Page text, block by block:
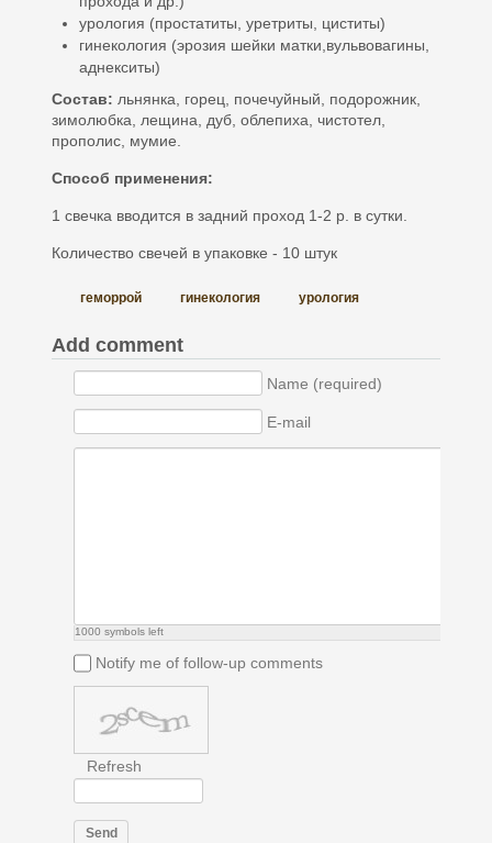
урология (простатиты, уретриты, циститы)
гинекология (эрозия шейки матки,вульвовагины,
аднекситы)
Состав: льнянка, горец, почечуйный, подорожник,
зимолюбка, лещина, дуб, облепиха, чистотел,
прополис, мумие.
Способ применения:
1 свечка вводится в задний проход 1-2 р. в сутки.
Количество свечей в упаковке - 10 штук
геморрой гинекология урология
Add comment
Name (required)
E-mail
1000 symbols left
Notify me of follow-up comments
Refresh
Send